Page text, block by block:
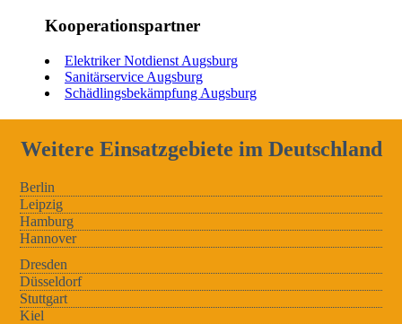
Kooperationspartner
Elektriker Notdienst Augsburg
Sanitärservice Augsburg
Schädlingsbekämpfung Augsburg
Weitere Einsatzgebiete im Deutschland
Berlin
Leipzig
Hamburg
Hannover
Dresden
Düsseldorf
Stuttgart
Kiel